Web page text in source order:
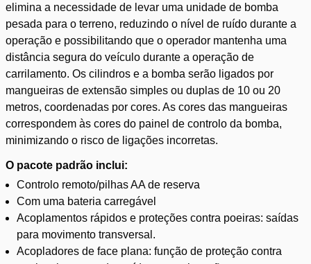
elimina a necessidade de levar uma unidade de bomba
pesada para o terreno, reduzindo o nível de ruído durante a
operação e possibilitando que o operador mantenha uma
distância segura do veículo durante a operação de
carrilamento. Os cilindros e a bomba serão ligados por
mangueiras de extensão simples ou duplas de 10 ou 20
metros, coordenadas por cores. As cores das mangueiras
correspondem às cores do painel de controlo da bomba,
minimizando o risco de ligações incorretas.
O pacote padrão inclui:
Controlo remoto/pilhas AA de reserva
Com uma bateria carregável
Acoplamentos rápidos e proteções contra poeiras: saídas
para movimento transversal.
Acopladores de face plana: função de proteção contra